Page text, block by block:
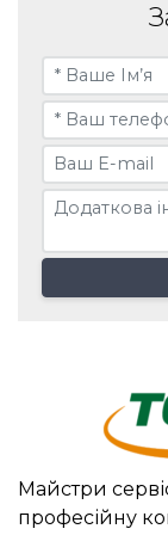
Майстри
професійну